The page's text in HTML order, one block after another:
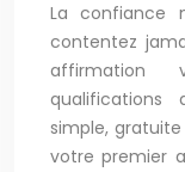
La confiance
contentez
affirmation
qualifications
simple,
votre premier